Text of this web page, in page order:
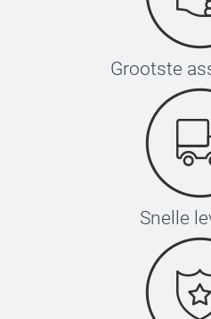
Grootste
Snelle